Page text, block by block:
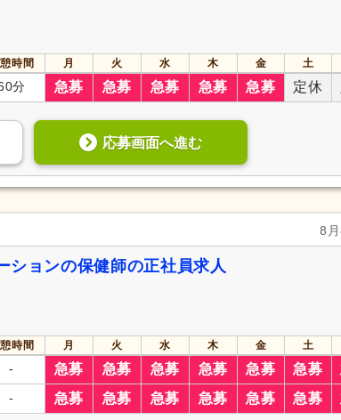
時間 月 火 水 木 金 土
分 急募 急募 急募 急募 急募 定休
応募画面へ進む
8
ションの保健師の正社員求人
時間 月 火 水 木 金 土
- 急募 急募 急募 急募 急募 急募
- 急募 急募 急募 急募 急募 急募